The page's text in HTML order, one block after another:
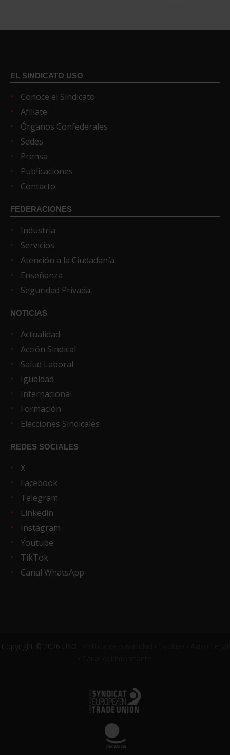
EL SINDICATO USO
Conoce el Sindicato
Afíliate
Órganos Confederales
Sedes
Prensa
Publicaciones
Contacto
FEDERACIONES
Industria
Servicios
Atención a la Ciudadanía
Enseñanza
Seguridad Privada
NOTICIAS
Actualidad
Acción Sindical
Salud Laboral
Igualdad
Internacional
Formación
Elecciones Sindicales
REDES SOCIALES
X
Facebook
Telegram
Linkedin
Instagram
Youtube
TikTok
Canal WhatsApp
Copyright © 2026 USO ·